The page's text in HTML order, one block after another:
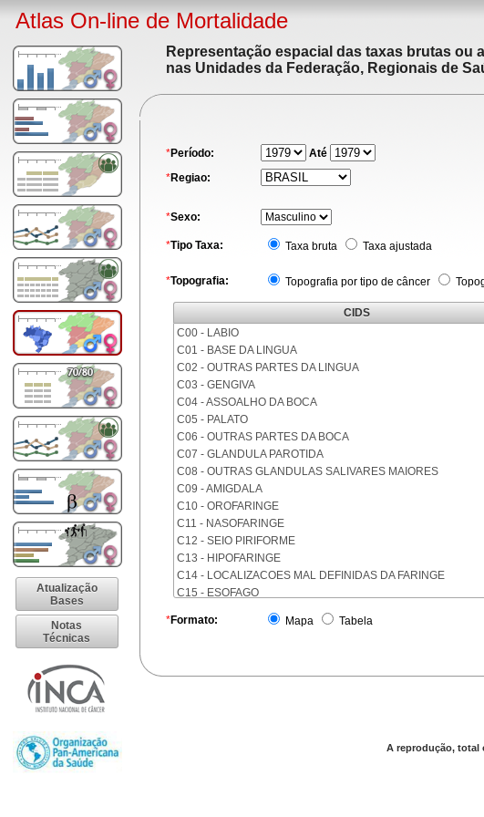
Atlas On-line de Mortalidade
Atualização
Bases
Notas
Técnicas
Representação espacial das taxas brutas ou
nas Unidades da Federação, Regionais de
*Período:
Até
*Regiao:
*Sexo:
*Tipo Taxa: Taxa bruta Taxa ajustada
*Topografia: Topografia por tipo de câncer
CIDS
C00 - LABIO
C01 - BASE DA LINGUA
C02 - OUTRAS PARTES DA LINGUA
C03 - GENGIVA
C04 - ASSOALHO DA BOCA
C05 - PALATO
C06 - OUTRAS PARTES DA BOCA
C07 - GLANDULA PAROTIDA
C08 - OUTRAS GLANDULAS SALIVARES MAIORES
C09 - AMIGDALA
C10 - OROFARINGE
C11 - NASOFARINGE
C12 - SEIO PIRIFORME
C13 - HIPOFARINGE
C14 - LOCALIZACOES MAL DEFINIDAS DA FARINGE
C15 - ESOFAGO
C17 - INTESTINO DELGADO
C20 - RETO
C24 - OUTRAS PARTES DAS VIAS BILIARES
*Formato: Mapa Tabela
A reprodução, total